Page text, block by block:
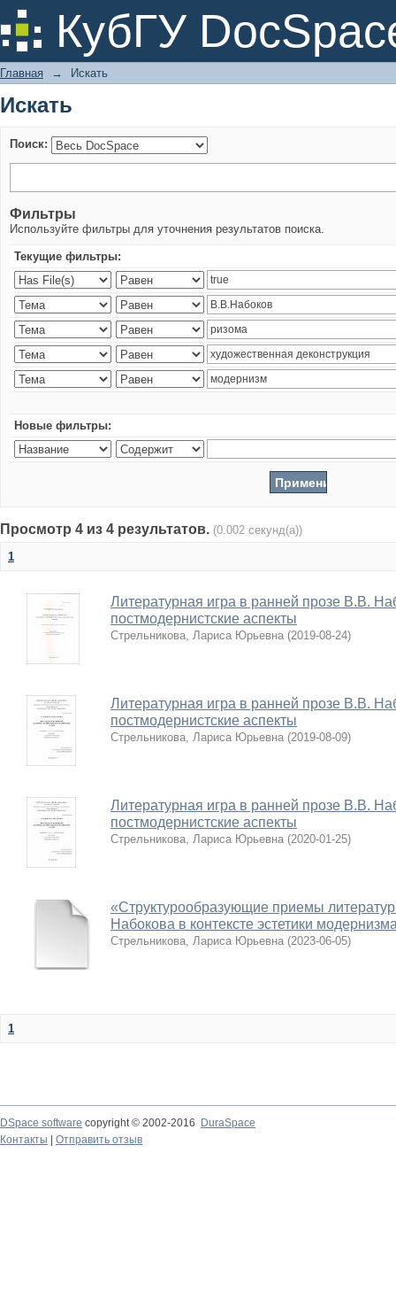
КубГУ
Искать
Главная → Искать
Искать
Поиск:
Фильтры
Используйте фильтры для уточнения результатов поиска.
Текущие фильтры:
Новые фильтры:
Просмотр 4 из 4 результатов. (0.002 секунд(а))
1
Литературная игра в ранней прозе В.В.
постмодернистские аспекты
Стрельникова, Лариса Юрьевна (2019-08-24)
Литературная игра в ранней прозе В.В.
постмодернистские аспекты
Стрельникова, Лариса Юрьевна (2019-08-09)
Литературная игра в ранней прозе В.В.
постмодернистские аспекты
Стрельникова, Лариса Юрьевна (2020-01-25)
«Структурообразующие приемы
Набокова в контексте эстетики
Стрельникова, Лариса Юрьевна (2023-06-05)
1
DSpace software copyright © 2002-2016
DuraSpace
Контакты
Отправить отзыв